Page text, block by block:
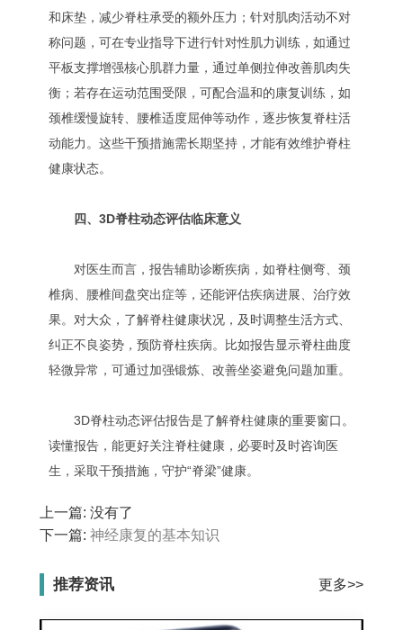
和床垫，减少脊柱承受的额外压力；针对肌肉活动不对
称问题，可在专业指导下进行针对性肌力训练，如通过
平板支撑增强核心肌群力量，通过单侧拉伸改善肌肉失
衡；若存在运动范围受限，可配合温和的康复训练，如
颈椎缓慢旋转、腰椎适度屈伸等动作，逐步恢复脊柱活
动能力。这些干预措施需长期坚持，才能有效维护脊柱
健康状态。
四、3D脊柱动态评估临床意义
对医生而言，报告辅助诊断疾病，如脊柱侧弯、颈
椎病、腰椎间盘突出症等，还能评估疾病进展、治疗效
果。对大众，了解脊柱健康状况，及时调整生活方式、
纠正不良姿势，预防脊柱疾病。比如报告显示脊柱曲度
轻微异常，可通过加强锻炼、改善坐姿避免问题加重。
3D脊柱动态评估报告是了解脊柱健康的重要窗口。
读懂报告，能更好关注脊柱健康，必要时及时咨询医
生，采取干预措施，守护“脊梁”健康。
上一篇: 没有了
下一篇: 神经康复的基本知识
推荐资讯 更多>>